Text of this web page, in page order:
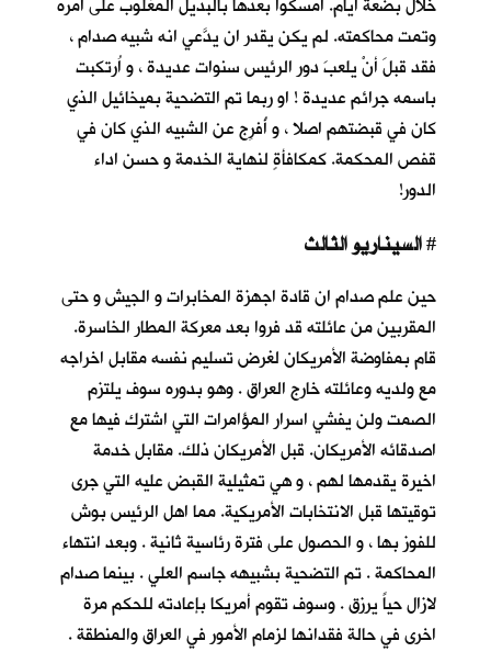
وتمت محاكمته. لم يكن يقدر ان يدَّعي انه شبيه صدام ،
فقد قبلَ أنْ يلعبَ دور الرئيس سنوات عديدة ، و اُرتكبت
باسمه جرائم عديدة ! او ربما تم التضحية بميخائيل الذي
كان في قبضتهم اصلا ، و أُفرِج عن الشبيه الذي كان في
قفص المحكمة. كمكافأةٍ لنهاية الخدمة و حسن اداء
الدور!
#
حين علم صدام ان قادة اجهزة المخابرات و الجيش و حتى
المقربين من عائلته قد فروا بعد معركة المطار الخاسرة.
قام بمفاوضة الأمريكان لغرض تسليم نفسه مقابل اخراجه
مع ولديه وعائلته خارج العراق . وهو بدوره سوف يلتزم
الصمت ولن يفشي اسرار المؤامرات التي اشترك فيها مع
اصدقائه الأمريكان. قبل الأمريكان ذلك. مقابل خدمة
اخيرة يقدمها لهم ، و هي تمثيلية القبض عليه التي جرى
توقيتها قبل الانتخابات الأمريكية. مما اهل الرئيس بوش
للفوز بها ، و الحصول على فترة رئاسية ثانية . وبعد انتهاء
المحاكمة . تم التضحية بشبيهه جاسم العلي . بينما صدام
لازال حياً يرزق . وسوف تقوم أمريكا بإعادته للحكم مرة
اخرى في حالة فقدانها لزمام الأمور في العراق والمنطقة .